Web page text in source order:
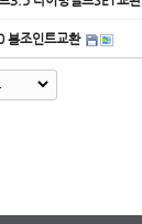
볼조인트교환